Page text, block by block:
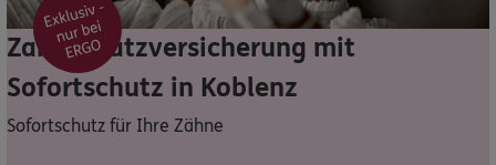
Rechnung einreichen
Zahnzusatzversicherung mit
Sofortschutz in Koblenz
Sofortschutz für Ihre Zähne